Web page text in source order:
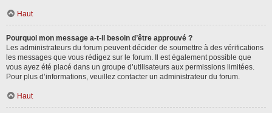
Haut
Pourquoi mon message a-t-il besoin d’être approuvé ?
Les administrateurs du forum peuvent décider de soumettre à des vérifications
les messages que vous rédigez sur le forum. Il est également possible que
vous ayez été placé dans un groupe d’utilisateurs aux permissions limitées.
Pour plus d’informations, veuillez contacter un administrateur du forum.
Haut